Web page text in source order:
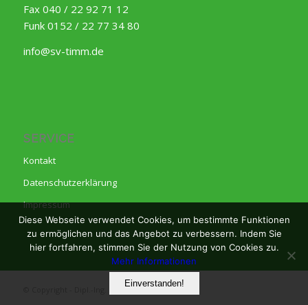
Fax 040 / 22 92 71 12
Funk 0152 / 22 77 34 80
info@sv-timm.de
SERVICE
Kontakt
Datenschutzerklärung
Impressum
© Copyright - Dipl.-Ing. Christian Timm
Diese Webseite verwendet Cookies, um bestimmte Funktionen
zu ermöglichen und das Angebot zu verbessern. Indem Sie
hier fortfahren, stimmen Sie der Nutzung von Cookies zu.
Mehr Informationen
Einverstanden!